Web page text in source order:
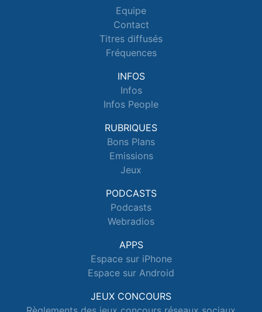
Equipe
Contact
Titres diffusés
Fréquences
INFOS
Infos
Infos People
RUBRIQUES
Bons Plans
Emissions
Jeux
PODCASTS
Podcasts
Webradios
APPS
Espace sur iPhone
Espace sur Android
JEUX CONCOURS